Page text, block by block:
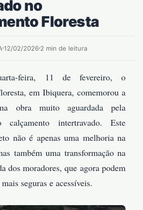
no
Floresta
12/02/2026 2 min de leitura
feira, 11 de fevereiro, o
em Ibiquera, comemorou a
obra muito aguardada pela
calçamento intertravado. Este
não é apenas uma melhoria na
também uma transformação na
dos moradores, que agora podem
seguras e acessíveis.